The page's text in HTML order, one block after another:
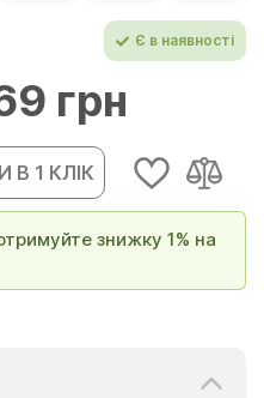
Є в наявності
грн
В 1 КЛІК
знижку 1% на